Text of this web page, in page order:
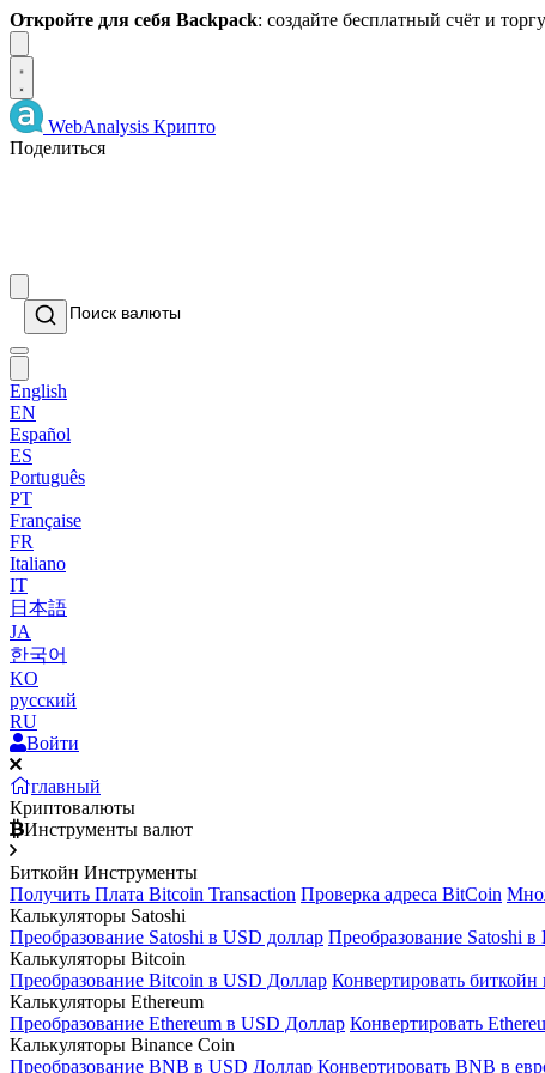
Откройте для себя Backpack: создайте бесплатный счёт и
WebAnalysis Крипто
Поделиться
English
EN
Español
ES
Português
PT
Française
FR
Italiano
IT
日本語
JA
한국어
KO
русский
RU
Войти
главный
Криптовалюты
Инструменты валют
Биткойн Инструменты
Получить Плата Bitcoin Transaction Проверка адреса BitCoin
Калькуляторы Satoshi
Преобразование Satoshi в USD доллар Преобразование Satoshi в
Калькуляторы Bitcoin
Преобразование Bitcoin в USD Доллар Конвертировать биткойн
Калькуляторы Ethereum
Преобразование Ethereum в USD Доллар Конвертировать
Калькуляторы Binance Coin
Преобразование BNB в USD Доллар Конвертировать BNB в